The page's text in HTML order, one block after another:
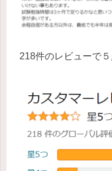
218件のレビューで５